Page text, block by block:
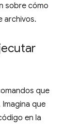
sobre cómo
archivos.
que
que
en la